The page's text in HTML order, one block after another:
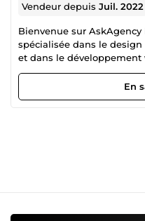
Vendeur depuisJuil. 2022
Bienvenue sur
spécialisée dans le
et dans le
années. Notre mission
faire gagner du temps.
professionnalisme et
En